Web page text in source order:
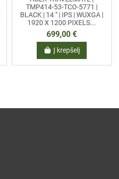
TMP414-53-TCO-5771 |
BLACK | 14 " | IPS | WUXGA |
1920 X 1200 PIXELS...
699,00 €
Į krepšelį